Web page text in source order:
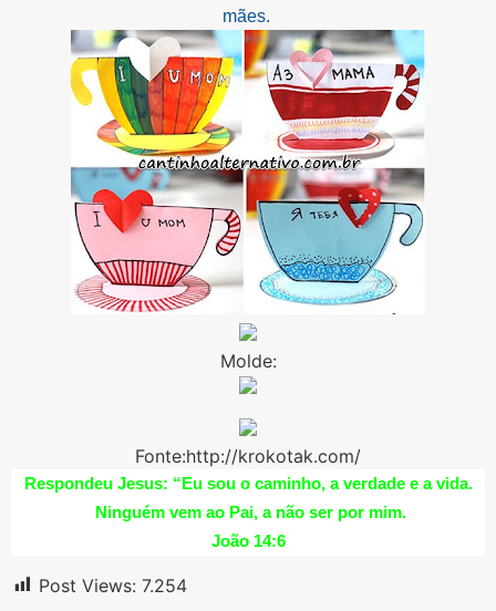
mães.
Molde:
Fonte:http://krokotak.com/
Respondeu Jesus: “Eu sou o caminho, a verdade e a vida.
Ninguém vem ao Pai, a não ser por mim.
João 14:6
Post Views: 7.254